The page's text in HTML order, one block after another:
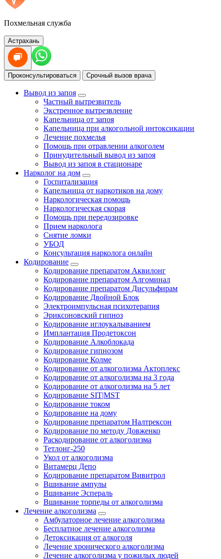
Похмельная служба
Астрахань
Проконсультироваться Срочный вызов врача
Вывод из запоя
Частный вытрезвитель
Экстренное вытрезвление
Капельница от запоя
Капельница при алкогольной интоксикации
Лечение похмелья
Помощь при отравлении алкоголем
Принудительный вывод из запоя
Вывод из запоя в стационаре
Нарколог на дом
Госпитализация
Капельница от наркотиков на дому
Наркологическая помощь
Наркологическая скорая
Помощь при передозировке
Прием нарколога
Снятие ломки
УБОД
Консультация нарколога онлайн
Кодирование
Кодирование препаратом Аквилонг
Кодирование препаратом Алгоминал
Кодирование препаратом Дисульфирам
Кодирование Двойной Блок
Электроимпульсная психотерапия
Эриксоновский гипноз
Кодирование иглоукалыванием
Имплантация Продетоксон
Кодирование Алкоблокада
Кодирование гипнозом
Кодирование Колме
Кодирование от алкоголизма Актоплекс
Кодирование от алкоголизма на 3 года
Кодирование от алкоголизма на 5 лет
Кодирование SIT|MST
Кодирование током
Кодирование на дому
Кодирование препаратом Налтрексон
Кодирование по методу Довженко
Раскодирование от алкоголизма
Тетлонг-250
Укол от алкоголизма
Витамерц Депо
Кодирование препаратом Вивитрол
Вшивание ампулы
Вшивание Эспераль
Вшивание торпеды от алкоголизма
Лечение алкоголизма
Амбулаторное лечение алкоголизма
Бесплатное лечение алкоголизма
Детоксикация от алкоголя
Лечение хронического алкоголизма
Лечение алкоголизма у пожилых людей